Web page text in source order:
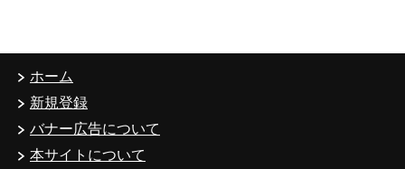
ホーム
新規登録
バナー広告について
本サイトについて